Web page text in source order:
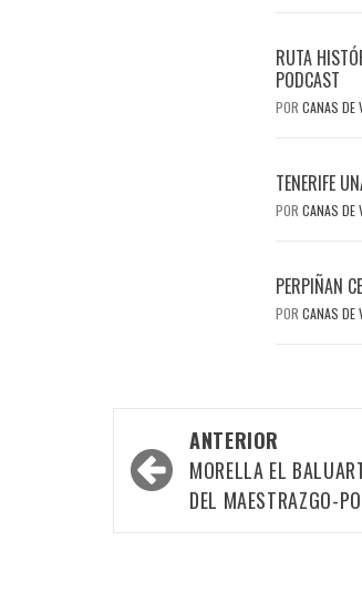
RUTA
PODCAST
POR CANAS DE
TENERIFE
POR CANAS DE
PERPIÑAN
POR CANAS DE
ANTERIOR
MORELLA EL
DEL MAESTRAZGO-